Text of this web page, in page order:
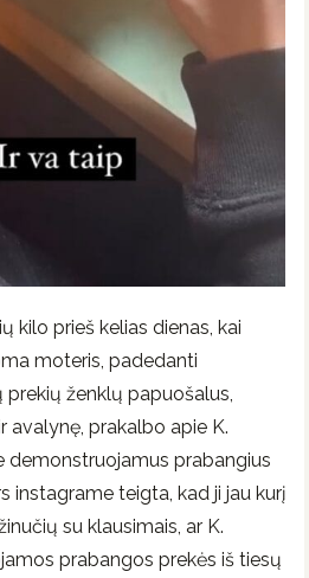
kilo prieš kelias dienas, kai
moteris, padedanti
ženklų papuošalus,
avalynę, prakalbo apie K.
demonstruojamus prabangius
instagrame teigta, kad ji jau kurį
su klausimais, ar K.
prabangos prekės iš tiesų